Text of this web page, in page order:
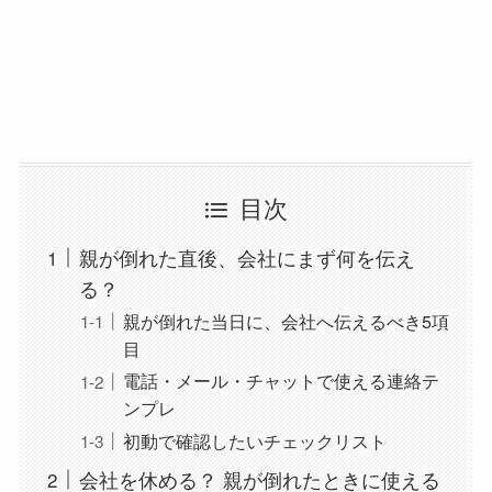
目次
親が倒れた直後、会社にまず何を伝え
る？
親が倒れた当日に、会社へ伝えるべき5項
目
電話・メール・チャットで使える連絡テ
ンプレ
初動で確認したいチェックリスト
会社を休める？ 親が倒れたときに使える